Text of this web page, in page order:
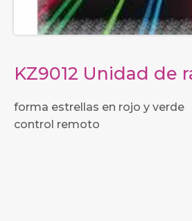
KZ9012 Unidad de
forma estrellas en rojo y verde
control remoto